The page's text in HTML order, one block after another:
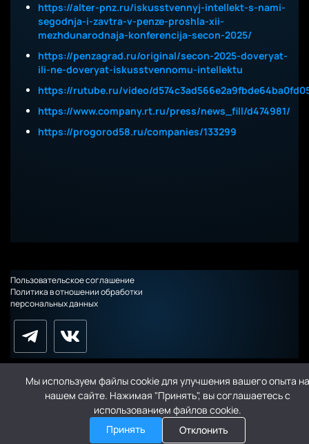
Мы используем файлы cookie для улучшения вашего опыта на
нашем сайте. Нажимая "Принять", вы соглашаетесь с
использованием файлов cookie.
Принять
Отклонить
https://alter-pnz.ru/iskusstvennyj-intellekt-s-nami-
segodnja-i-zavtra-v-penze-proshla-xii-
mezhdunarodnaja-konferencija-secon-2025/
https://penzagrad.ru/original/secon-2025-doveryat-
ili-ne-doveryat-iskusstvennomu-intellektu
https://rutube.ru/video/
https://www.company.rt.ru/press/news_fill/d474981/
https://progorod58.ru/companies/133299
Пользовательское соглашение
Политика в отношении обработки
персональных данных